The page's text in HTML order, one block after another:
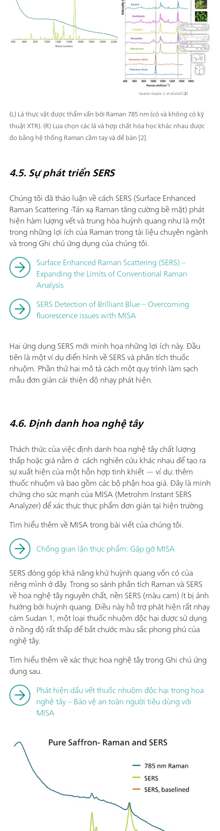
(L) Lá thực vật được thẩm vấn bởi Raman 785 nm (có và không có kỹ
thuật XTR). (R) Lựa chọn các lá và hợp chất hóa học khác nhau được
đo bằng hệ thống Raman cầm tay và để bàn [2].
4.5. Sự phát triển SERS
Chúng tôi đã thảo luận về cách SERS (Surface Enhanced
Raman Scattering -Tán xạ Raman tăng cường bề mặt) phát
hiện hàm lượng vết và trung hòa huỳnh quang như là một
trong những lợi ích của Raman trong tài liệu chuyên ngành
và trong Ghi chú ứng dụng của chúng tôi.
Surface Enhanced Raman Scattering (SERS) –
Expanding the Limits of Conventional Raman
Analysis
SERS Detection of Brilliant Blue – Overcoming
fluorescence issues with MISA
Hai ứng dụng SERS mới minh họa những lợi ích này. Đầu
tiên là một ví dụ điển hình về SERS và phân tích thuốc
nhuộm. Phần thứ hai mô tả cách một quy trình làm sạch
mẫu đơn giản cải thiện độ nhạy phát hiện.
4.6. Định danh hoa nghệ tây
Thách thức của việc định danh hoa nghệ tây chất lượng
thấp hoặc giả nằm ở cách nghiên cứu khác nhau để tạo ra
sự xuất hiện của một hỗn hợp tinh khiết — ví dụ: thêm
thuốc nhuộm và bao gồm các bộ phận hoa giả. Đây là minh
chứng cho sức mạnh của MISA (Metrohm Instant SERS
Analyzer) để xác thực thực phẩm đơn giản tại hiện trường.
Tìm hiểu thêm về MISA trong bài viết của chúng tôi.
Chống gian lận thực phẩm: Gặp gỡ MISA
SERS đóng góp khả năng khử huỳnh quang vốn có của
riêng mình ở đây. Trong so sánh phân tích Raman và SERS
về hoa nghệ tây nguyên chất, nền SERS (màu cam) ít bị ảnh
hưởng bởi huỳnh quang. Điều này hỗ trợ phát hiện rất nhạy
cảm Sudan 1, một loại thuốc nhuộm độc hại được sử dụng
ở nồng độ rất thấp để bắt chước màu sắc phong phú của
nghệ tây.
Tìm hiểu thêm về xác thực hoa nghệ tây trong Ghi chú ứng
dụng sau.
Phát hiện dấu vết thuốc nhuộm độc hại trong hoa
nghệ tây – Bảo vệ an toàn người tiêu dùng với
MISA